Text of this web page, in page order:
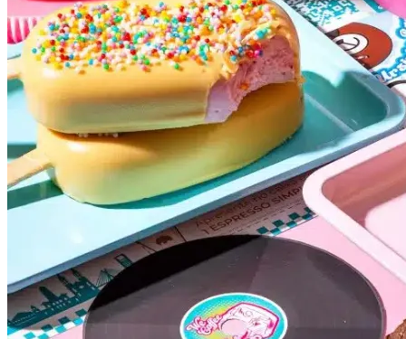
Internacional